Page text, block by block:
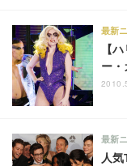
【
ー・
最新
人
最新